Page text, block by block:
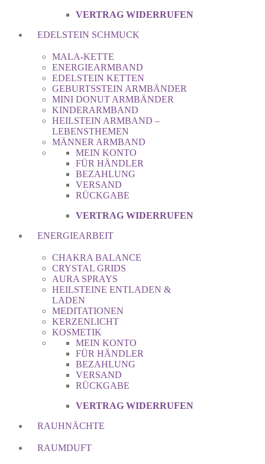
VERTRAG WIDERRUFEN
EDELSTEIN SCHMUCK
MALA-KETTE
ENERGIEARMBAND
EDELSTEIN KETTEN
GEBURTSSTEIN ARMBÄNDER
MINI DONUT ARMBÄNDER
KINDERARMBAND
HEILSTEIN ARMBAND –
LEBENSTHEMEN
MÄNNER ARMBAND
MEIN KONTO
FÜR HÄNDLER
BEZAHLUNG
VERSAND
RÜCKGABE
VERTRAG WIDERRUFEN
ENERGIEARBEIT
CHAKRA BALANCE
CRYSTAL GRIDS
AURA SPRAYS
HEILSTEINE ENTLADEN &
LADEN
MEDITATIONEN
KERZENLICHT
KOSMETIK
MEIN KONTO
FÜR HÄNDLER
BEZAHLUNG
VERSAND
RÜCKGABE
VERTRAG WIDERRUFEN
RAUHNÄCHTE
RAUMDUFT